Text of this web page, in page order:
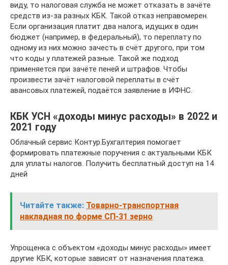
виду, то налоговая служба не может отказать в зачёте
средств из-за разных КБК. Такой отказ неправомерен.
Если организация платит два налога, идущих в один
бюджет (например, в федеральный), то переплату по
одному из них можно зачесть в счёт другого, при том
что коды у платежей разные. Такой же подход
применяется при зачёте пеней и штрафов. Чтобы
произвести зачёт налоговой переплаты в счёт
авансовых платежей, подаётся заявление в ИФНС.
КБК УСН «доходы минус расходы» в 2022 и
2021 году
Облачный сервис Контур.Бухгалтерия помогает
формировать платежные поручения с актуальными КБК
для уплаты налогов. Получить бесплатный доступ на 14
дней
Читайте также: Товарно-транспортная
накладная по форме СП-31 зерно
Упрощенка с объектом «доходы минус расходы» имеет
другие КБК, которые зависят от назначения платежа.